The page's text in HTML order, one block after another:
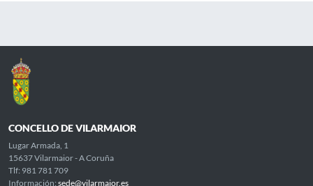
CONCELLO DE VILARMAIOR
Lugar Armada, 1
15637 Vilarmaior - A Coruña
Tlf: 981 781 709
Información: sede@vilarmaior.es